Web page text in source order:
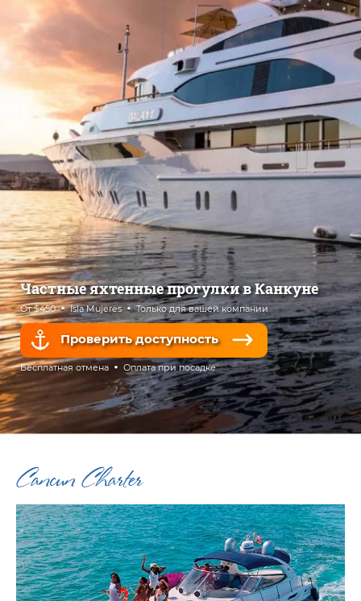
Частные яхтенные прогулки в Канкуне
От $450 Isla Mujeres Только для вашей компании
Проверить доступность
Бесплатная отмена Оплата при посадке